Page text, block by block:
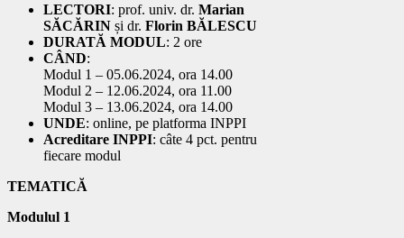
LECTORI: prof. univ. dr. Marian
SĂCĂRIN și dr. Florin BĂLESCU
DURATĂ MODUL: 2 ore
CÂND:
Modul 1 – 05.06.2024, ora 14.00
Modul 2 – 12.06.2024, ora 11.00
Modul 3 – 13.06.2024, ora 14.00
UNDE: online, pe platforma INPPI
Acreditare INPPI: câte 4 pct. pentru
fiecare modul
TEMATICĂ
Modulul 1